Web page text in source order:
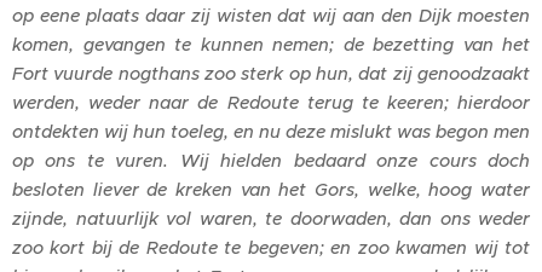
op eene plaats daar zij wisten dat wij aan den Dijk moesten
komen, gevangen te kunnen nemen; de bezetting van het
Fort vuurde nogthans zoo sterk op hun, dat zij genoodzaakt
werden, weder naar de Redoute terug te keeren; hierdoor
ontdekten wij hun toeleg, en nu deze mislukt was begon men
op ons te vuren. Wij hielden bedaard onze cours doch
besloten liever de kreken van het Gors, welke, hoog water
zijnde, natuurlijk vol waren, te doorwaden, dan ons weder
zoo kort bij de Redoute te begeven; en zoo kwamen wij tot